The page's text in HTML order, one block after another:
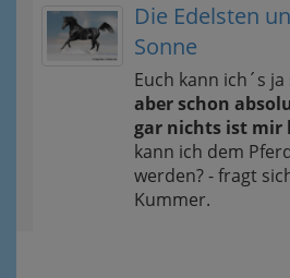
Die Edelsten
Sonne
Euch kann ich´s ja
aber schon
gar nichts ist mir
kann ich dem
werden? - fragt
Kummer.